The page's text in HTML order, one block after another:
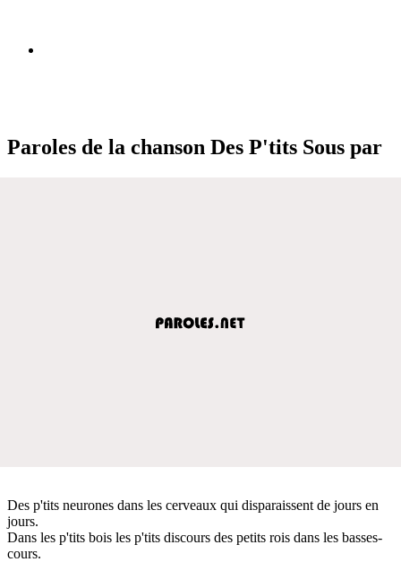
Paroles de la chanson Des P'tits Sous par
Des p'tits neurones dans les cerveaux qui disparaissent de jours en
jours.
Dans les p'tits bois les p'tits discours des petits rois dans les basses-
cours.